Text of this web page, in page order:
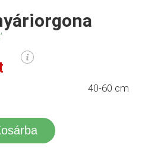
40-60 cm